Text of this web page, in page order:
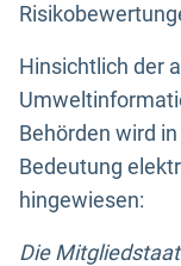
Hinsichtlich der
Behörden wird
Bedeutung
hingewiesen:
Die